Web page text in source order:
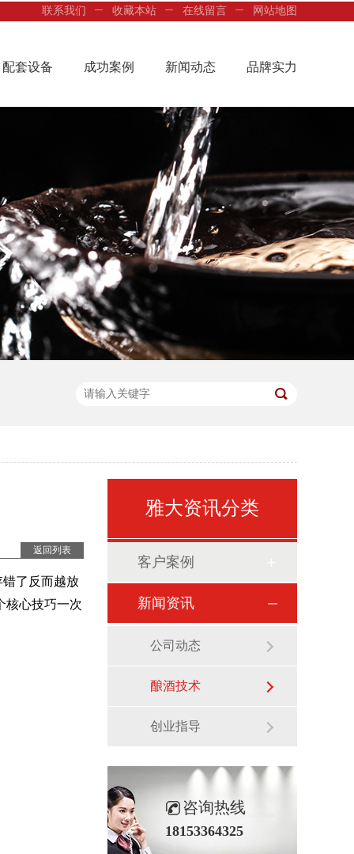
联系我们 收藏本站 在线留言 网站地图
配套设备 成功案例 新闻动态 品牌实力
返回列表
了反而越放
核心技巧一次
雅大资讯分类
客户案例
新闻资讯
公司动态
酿酒技术
创业指导
咨询热线
18153364325